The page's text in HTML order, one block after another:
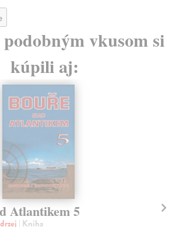
vkusom si
kúpili aj:
Atlantikem 2
| Kniha